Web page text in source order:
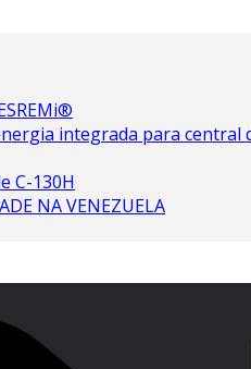
integrada para central
C-130H
NA VENEZUELA